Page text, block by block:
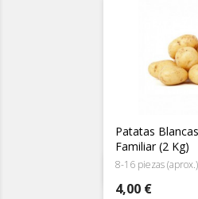
Patatas
Familiar (2 Kg)
8-16 piezas (aprox.)
Precio
4,00 €
